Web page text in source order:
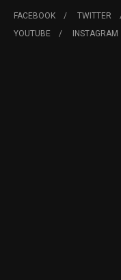
FACEBOOK TWITTER
YOUTUBE
INSTAGRAM